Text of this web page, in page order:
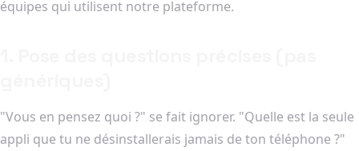
équipes qui utilisent notre plateforme.
"Vous en pensez quoi ?" se fait ignorer. "Quelle est la seule
appli que tu ne désinstallerais jamais de ton téléphone ?"